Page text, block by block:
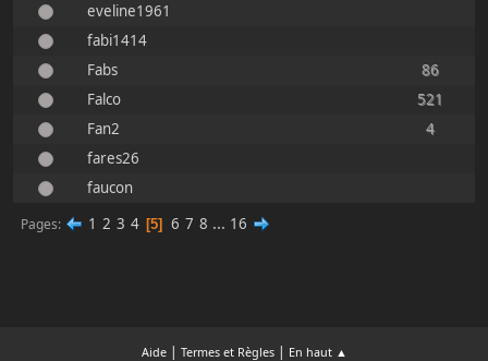
eveline1961
fabi1414
Fabs
86
Falco
521
Fan2
4
fares26
faucon
Pages 1 2 3 4 5 6 7 8 ... 16
Aide| Termes et Règles| En haut ▲